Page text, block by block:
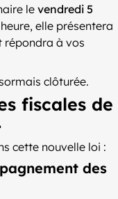
le vendredi 5
elle présentera
répondra à vos
clôturée.
fiscales de
cette nouvelle loi :
des